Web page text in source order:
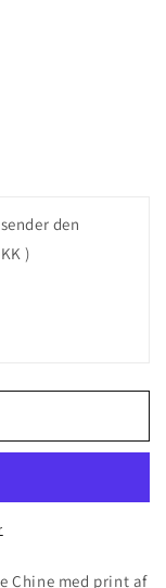
den
)
Chine med print af